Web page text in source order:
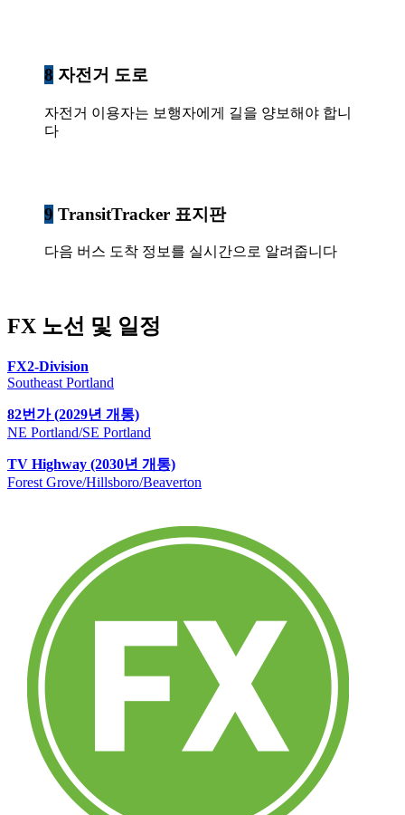
8 자전거 도로
자전거 이용자는 보행자에게 길을 양보해야 합니
다
9 TransitTracker 표지판
다음 버스 도착 정보를 실시간으로 알려줍니다
FX 노선 및 일정
FX2-Division
Southeast Portland
82번가 (2029년 개통)
NE Portland/SE Portland
TV Highway (2030년 개통)
Forest Grove/Hillsboro/Beaverton